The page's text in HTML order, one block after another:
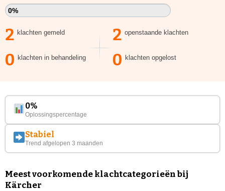
0%
2 klachten gemeld 2 openstaande klachten
0 klachten in behandeling 0 klachten opgelost
0%
Oplossingspercentage
Stabiel
Trend afgelopen 3 maanden
Meest voorkomende klachtcategorieën bij
Kärcher